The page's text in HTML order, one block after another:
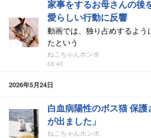
家事をするお母さんの後
愛らしい行動に反響
動画では、独り占めするよ
たという
ねこちゃんホンポ
08:40
2026年5月24日
白血病陽性のボス猫 保
が出ました」
ねこちゃんホンポ